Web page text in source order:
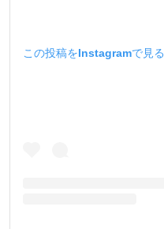
この投稿をInstagramで見る